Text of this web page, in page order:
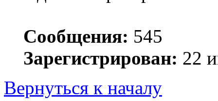
Сообщения: 545
Зарегистрирован: 22
Вернуться к началу